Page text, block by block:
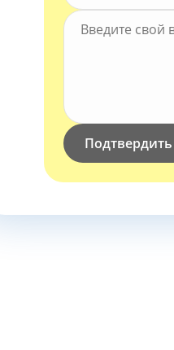
Подтвердить